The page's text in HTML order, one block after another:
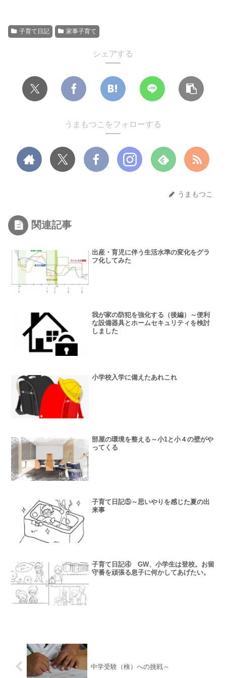
子育て日記 家事子育て
シェアする
うまもつこをフォローする
うまもつこ
関連記事
出産・育児に伴う生活水準の変化をグラ
フ化してみた
我が家の防犯を強化する（後編）～便利
な設備器具とホームセキュリティを検討
しました
小学校入学に備えたあれこれ
部屋の環境を整える～小1と小４の壁がや
ってくる
子育て日記⑤～思いやりを感じた夏の出
来事
子育て日記④ GW、小学生は登校。お留
守番を頑張る息子に何かしてあげたい。
中学受験（検）への挑戦～